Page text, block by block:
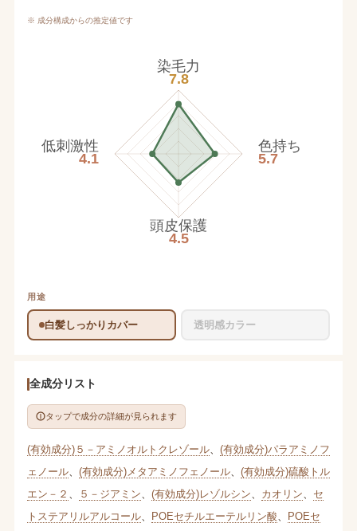
※ 成分構成からの推定値です
染毛力
7.8
色持ち
5.7
頭皮保護
4.5
低刺激性
4.1
用途
白髪しっかりカバー 透明感カラー
全成分リスト
タップで成分の詳細が見られます
(有効成分)５－アミノオルトクレゾール、 (有効成分)パラアミノフ
ェノール、 (有効成分)メタアミノフェノール、 (有効成分)硫酸トル
エン－２
５－ジアミン (有効成分)レゾルシン カオリン
セ
トステアリルアルコール、 POEセチルエーテルリン酸
POEセ